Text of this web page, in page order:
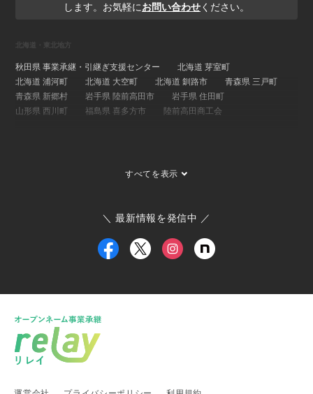
します。お気軽にお問い合わせください。
すべてを表示
北海道・東北地方
秋田県 事業承継・引継ぎ支援センター
北海道 芽室町
北海道 浦河町
北海道 大空町 北海道 釧路市
青森県 三戸町
青森県 新郷村
岩手県 陸前高田市
岩手県 住田町
山形県 西川町
福島県 喜多方市 陸前高田商工会
茨城県 稲敷市 群馬県 桐生市
小田原箱根商工会議所
福井県 事業承継・引継ぎ支援センター
富山県
新潟県 南魚沼市
新潟県 糸魚川市
新潟県 出雲崎町
新潟県 関川村
＼ 最新情報を発信中 ／